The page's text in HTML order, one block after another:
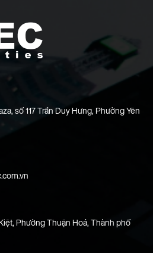
số 117 Trần Duy Hưng, Phường Yên
Phường Thuận Hoá, Thành phố